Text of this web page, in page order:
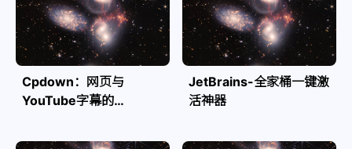
Cpdown：网页与
YouTube字幕的
JetBrains-全家桶一键激
活神器